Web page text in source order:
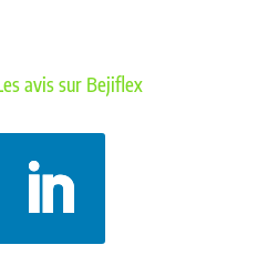
avis sur Bejiflex